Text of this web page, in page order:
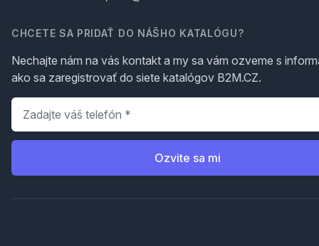
CHCETE SA PRIDAŤ DO NÁŠHO KATALÓGU?
Nechajte nám na vás kontakt a my sa vám ozveme s
ako sa zaregistrovať do siete katalógov B2M.CZ.
Telefón
Ozvite sa mi